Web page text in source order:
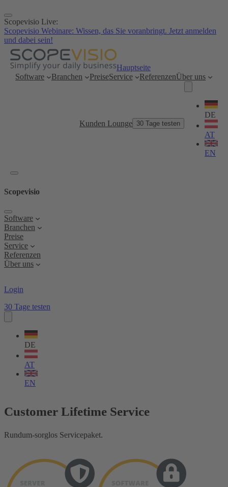
Zum
Inhalt
springen
Scopevisio Live:
Scopevisio Webinare: Wissen, das Sie voranbringt. Jetzt anmelden
und dabei sein!
Hauptseite
Software
Branchen PreiseService ReferenzenÜber uns
Kunden Lounge 30 Tage testen
Sprache
wählen
DE
AT
EN
Scopevisio
Software
Branchen
Preise
Service
Referenzen
Über uns
Login
30 Tage testen
Sprache
wählen
DE
AT
EN
Customer Lifetime Service
Rundum-sorglos Servicepaket.